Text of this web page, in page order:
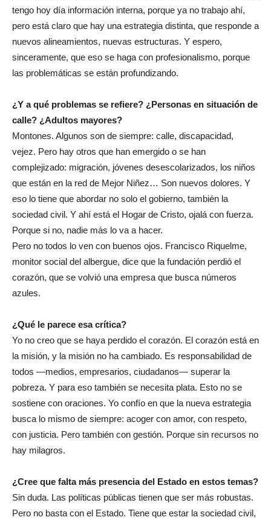
tengo hoy día información interna, porque ya no trabajo ahí,
pero está claro que hay una estrategia distinta, que responde a
nuevos alineamientos, nuevas estructuras. Y espero,
sinceramente, que eso se haga con profesionalismo, porque
las problemáticas se están profundizando.
¿Y a qué problemas se refiere? ¿Personas en situación de
calle? ¿Adultos mayores?
Montones. Algunos son de siempre: calle, discapacidad,
vejez. Pero hay otros que han emergido o se han
complejizado: migración, jóvenes desescolarizados, los niños
que están en la red de Mejor Niñez… Son nuevos dolores. Y
eso lo tiene que abordar no solo el gobierno, también la
sociedad civil. Y ahí está el Hogar de Cristo, ojalá con fuerza.
Porque si no, nadie más lo va a hacer.
Pero no todos lo ven con buenos ojos. Francisco Riquelme,
monitor social del albergue, dice que la fundación perdió el
corazón, que se volvió una empresa que busca números
azules.
¿Qué le parece esa crítica?
Yo no creo que se haya perdido el corazón. El corazón está en
la misión, y la misión no ha cambiado. Es responsabilidad de
todos —medios, empresarios, ciudadanos— superar la
pobreza. Y para eso también se necesita plata. Esto no se
sostiene con oraciones. Yo confío en que la nueva estrategia
busca lo mismo de siempre: acoger con amor, con respeto,
con justicia. Pero también con gestión. Porque sin recursos no
hay milagros.
¿Cree que falta más presencia del Estado en estos temas?
Sin duda. Las políticas públicas tienen que ser más robustas.
Pero no basta con el Estado. Tiene que estar la sociedad civil,